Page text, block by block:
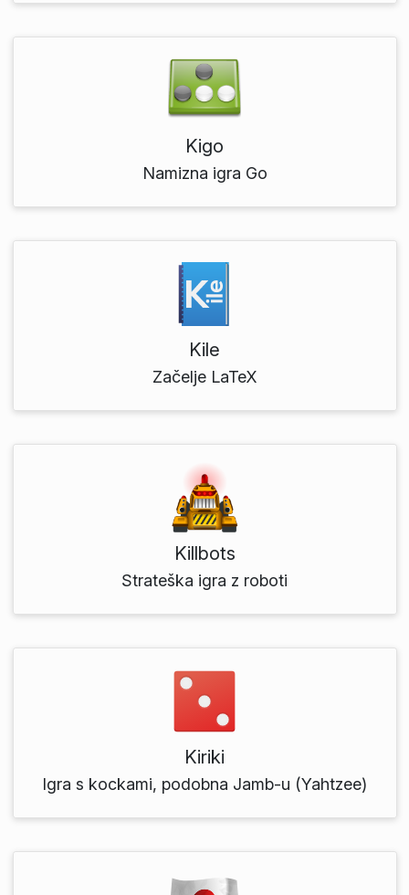
Kigo
Namizna igra Go
Kile
Začelje LaTeX
Killbots
Strateška igra z roboti
Kiriki
Igra s kockami, podobna Jamb-u (Yahtzee)